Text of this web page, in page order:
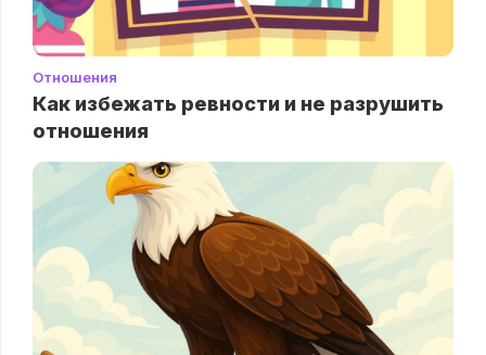
Отношения
Как избежать ревности и не разрушить
отношения